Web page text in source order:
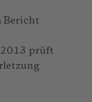
Bericht
2013 prüft